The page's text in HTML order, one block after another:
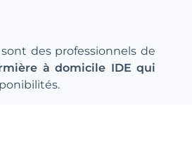
des professionnels de
à domicile IDE qui